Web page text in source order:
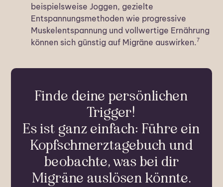
beispielsweise Joggen, gezielte
Entspannungsmethoden wie progressive
Muskelentspannung und vollwertige Ernährung
können sich günstig auf Migräne auswirken.7
Finde deine persönlichen
Trigger!
Es ist ganz einfach: Führe ein
Kopfschmerztagebuch und
beobachte, was bei dir
Migräne auslösen könnte.